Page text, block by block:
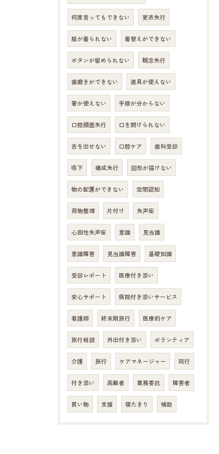
何度言ってもできない 更衣失行
服が着られない 着替えができない
ボタンが留められない 観念失行
歯磨きができない 道具が使えない
箸が使えない 手順が分からない
口腔顔面失行 口を開けられない
舌を出せない 口腔ケア 歯科受診
嚥下 構成失行 図形が描けない
物の配置ができない 空間認知
荷物整理 片付け 失声症
心因性失声症 意識 見当識
意識障害 見当識障害 基礎知識
受診レポート 医療付き添い
安心サポート 病院付き添いサービス
看護師 終末期旅行 医療的ケア
旅行相談 外出付き添い ボランティア
介護 旅行 ケアマネージャー 同行
付き添い 高齢者 業務委託 障害者
買い物 支援 寝たきり 補助